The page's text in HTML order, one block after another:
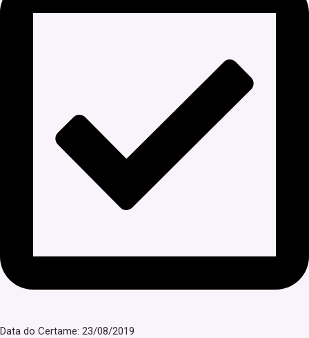
Data do Certame: 23/08/2019